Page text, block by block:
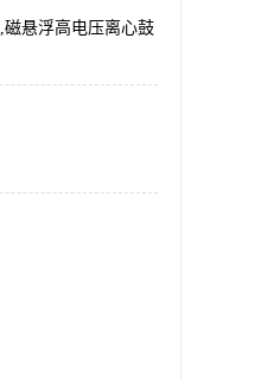
悬浮高电压离心鼓